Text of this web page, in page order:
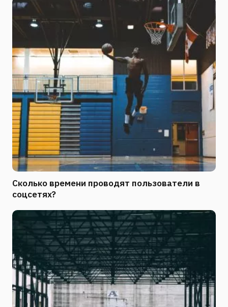
Сколько времени проводят пользователи в
соцсетях?